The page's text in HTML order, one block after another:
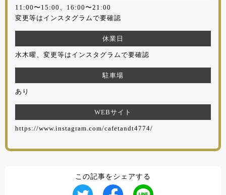
11:00〜15:00、16:00〜21:00
変更等はインスタグラムで要確認
休業日
水木曜、変更等はインスタグラムで要確認
駐車場
あり
WEBサイト
https://www.instagram.com/cafetandt4774/
この記事をシェアする